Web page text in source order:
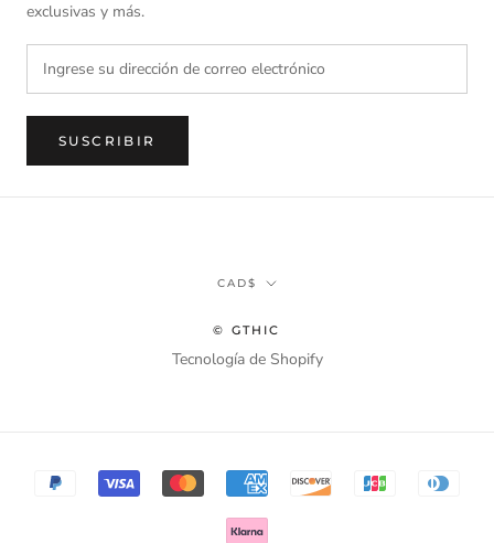
exclusivas y más.
SUSCRIBIR
Divisa
CAD$
© GTHIC
Tecnología de Shopify